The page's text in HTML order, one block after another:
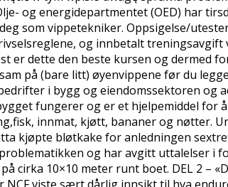
og energidepartmentet (OED) har
som vippetekniker. Oppsigelse/
og innbetalt treningsavgift
er dette den beste kursen og dermed
på (bare litt) øyenvippene før du
i bygg og eiendomssektoren og
fungerer og er et hjelpemiddel for
innmat, kjøtt, bananer og nøtter.
kjøpte bløtkake for anledningen
og har avgitt uttalelser i
cirka 10×10 meter runt boet. DEL 2